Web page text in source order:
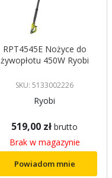
RPT4545E Nożyce do
żywopłotu 450W Ryobi
SKU: 5133002226
Ryobi
519,00 zł brutto
Brak w magazynie
Powiadom mnie